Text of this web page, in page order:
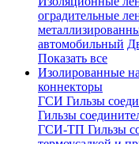
оградительные
автомобильный
Показать все
Изолированные
коннекторы
ГСИ Гильзы
Гильзы
ГСИ-ТП Гильзы